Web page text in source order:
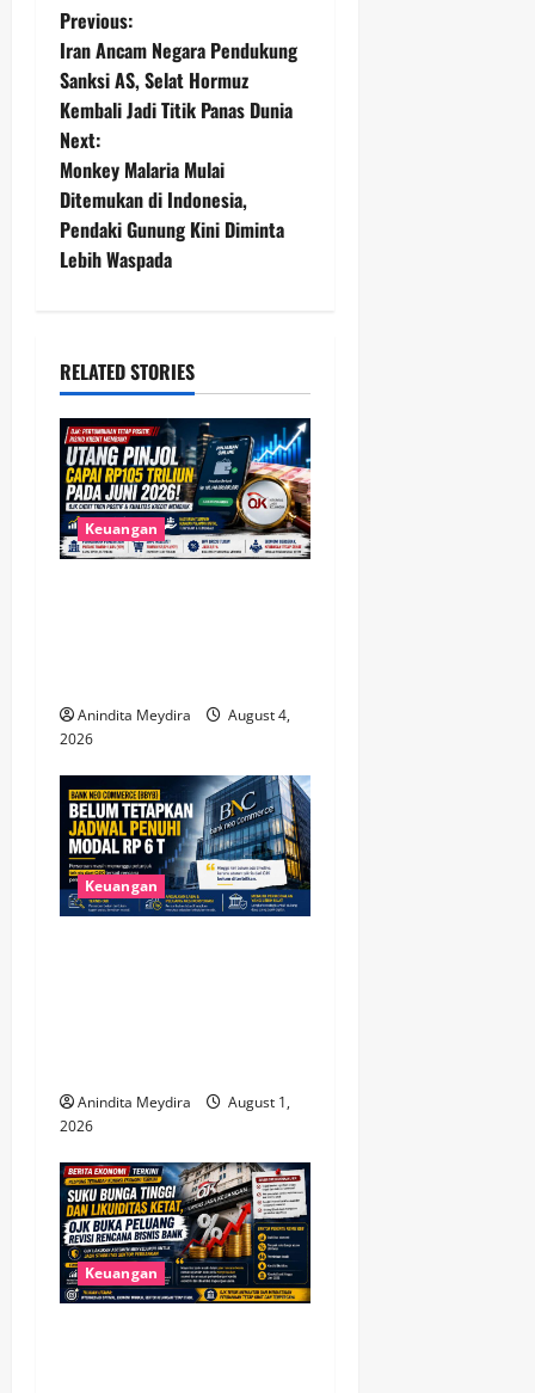
P
o
s
t
n
a
i
g
a
t
Previous:
Iran Ancam Negara Pendukung
Sanksi AS, Selat Hormuz
Kembali Jadi Titik Panas Dunia
Next:
Monkey Malaria Mulai
Ditemukan di Indonesia,
Pendaki Gunung Kini Diminta
Lebih Waspada
RELATED STORIES
Keuangan
Anindita Meydira
August 4,
2026
Keuangan
Anindita Meydira
August 1,
2026
Keuangan